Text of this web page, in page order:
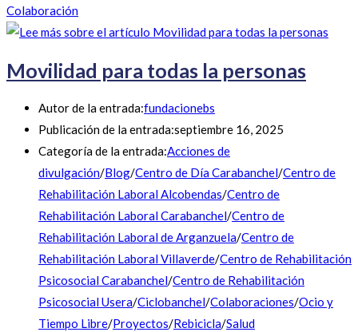
Colaboración
Movilidad para todas la personas
Autor de la entrada:fundacionebs
Publicación de la entrada:septiembre 16, 2025
Categoría de la entrada:Acciones de
divulgación/Blog/Centro de Día Carabanchel/Centro de
Rehabilitación Laboral Alcobendas/Centro de
Rehabilitación Laboral Carabanchel/Centro de
Rehabilitación Laboral de Arganzuela/Centro de
Rehabilitación Laboral Villaverde/Centro de Rehabilitación
Psicosocial Carabanchel/Centro de Rehabilitación
Psicosocial Usera/Ciclobanchel/Colaboraciones/Ocio y
Tiempo Libre/Proyectos/Rebicicla/Salud